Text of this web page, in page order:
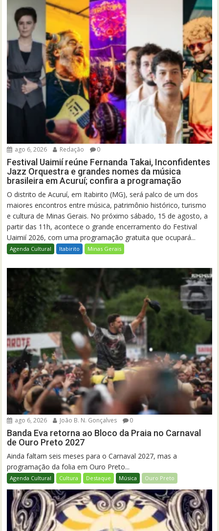
ago 6, 2026 Redação 0
Festival Uaimií reúne Fernanda Takai, Inconfidentes
Jazz Orquestra e grandes nomes da música
brasileira em Acuruí; confira a programação
O distrito de Acuruí, em Itabirito (MG), será palco de um dos
maiores encontros entre música, patrimônio histórico, turismo
e cultura de Minas Gerais. No próximo sábado, 15 de agosto, a
partir das 11h, acontece o grande encerramento do Festival
Uaimií 2026, com uma programação gratuita que ocupará...
Agenda Cultural Itabirito Minas Gerais
ago 6, 2026 João B. N. Gonçalves 0
Banda Eva retorna ao Bloco da Praia no Carnaval
de Ouro Preto 2027
Ainda faltam seis meses para o Carnaval 2027, mas a
programação da folia em Ouro Preto...
Agenda Cultural Cultura Destaque Música Ouro Preto